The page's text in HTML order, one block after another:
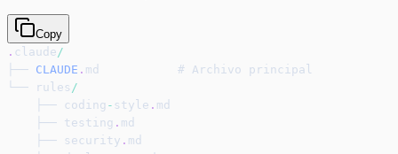
Copy
. claude/
├── CLAUDE . md           # Archivo principal
└── rules /
    ├── coding
- style . md
    ├── testing
. md
    ├── security
. md